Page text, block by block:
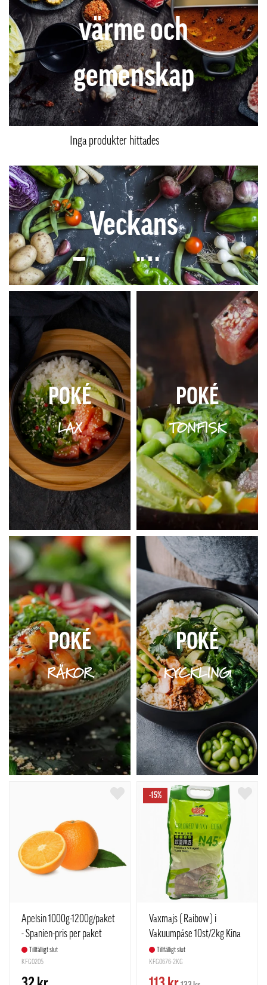
värme och
gemenskap
Inga produkter hittades
Veckans
Toppsäljare
POKÉ
LAX
POKÉ
TONFISK
POKÉ
RÄKOR
POKÉ
KYCKLING
Apelsin 1000g-1200g/paket
- Spanien-pris per paket
Tillfälligt slut
KFG0205
-15%
Vaxmajs ( Raibow ) i
Vakuumpåse 10st/2kg Kina
Tillfälligt slut
KFG0676-2KG